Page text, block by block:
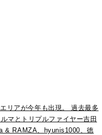
リアが今年も出現。 過去最多
マとトリプルファイヤー吉田
& RAMZA、hyunis1000、徳